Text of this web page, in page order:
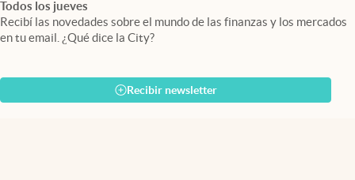
Todos los jueves
Recibí las novedades sobre el mundo de las finanzas y los mercados
en tu email. ¿Qué dice la City?
Recibir newsletter